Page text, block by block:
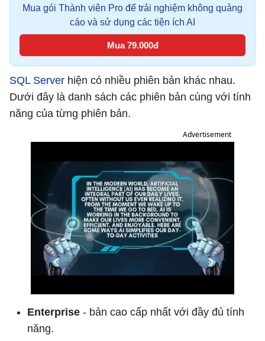
Mua gói Thành viên Pro để trải nghiệm không quảng
cáo và sử dụng các tiện ích AI
Mua 79.000đ
SQL Server hiện có nhiều phiên bản khác nhau.
Dưới đây là danh sách các phiên bản cùng với tính
năng của từng phiên bản.
Advertisement
Enterprise - bản cao cấp nhất với đầy đủ tính
năng.